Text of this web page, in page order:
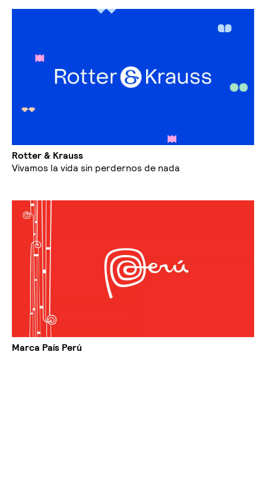
Rotter & Krauss
Vivamos la vida sin perdernos de nada
Marca País Perú